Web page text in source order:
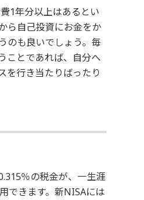
1年分以上はあるとい
ら自己投資にお金をか
のも良いでしょう。毎
ことであれば、自分へ
を行き当たりばったり
％の税金が、一生涯
できます。新NISAには